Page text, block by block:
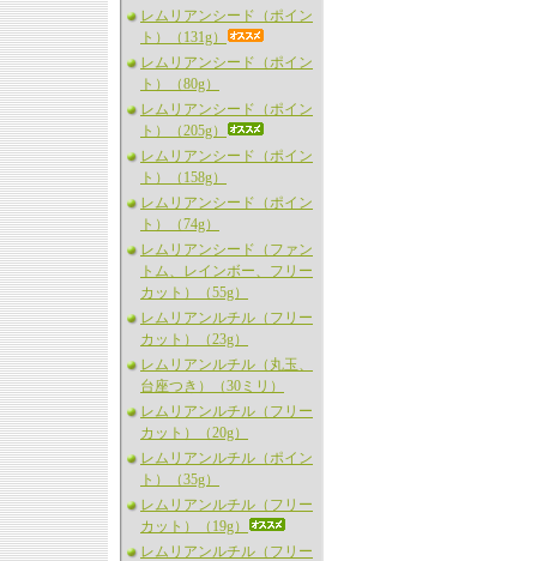
レムリアンシード（ポイン
ト）（131g）
レムリアンシード（ポイン
ト）（80g）
レムリアンシード（ポイン
ト）（205g）
レムリアンシード（ポイン
ト）（158g）
レムリアンシード（ポイン
ト）（74g）
レムリアンシード（ファン
トム、レインボー、フリー
カット）（55g）
レムリアンルチル（フリー
カット）（23g）
レムリアンルチル（丸玉、
台座つき）（30ミリ）
レムリアンルチル（フリー
カット）（20g）
レムリアンルチル（ポイン
ト）（35g）
レムリアンルチル（フリー
カット）（19g）
レムリアンルチル（フリー